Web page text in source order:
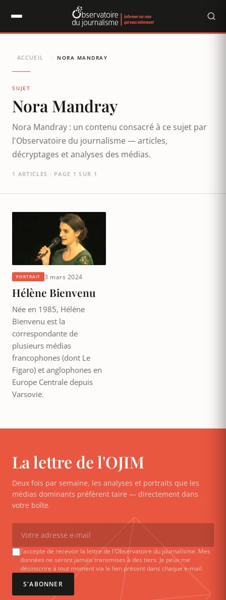
ACCUEIL / NORA MANDRAY
SUJET
Nora Mandray
Nora Mandray : un contenu consacré à ce sujet par
l'Observatoire du journalisme — articles,
décryptages et analyses des médias.
1 ARTICLES · PAGE 1 SUR 1
PORTRAIT 3 mars 2024
Hélène Bienvenu
Née en 1985, Hélène
Bienvenu est la
correspondante de
plusieurs médias
francophones (dont Le
Figaro) et anglophones en
Europe Centrale depuis
Varsovie.
La lettre de l'OJIM
Deux fois par semaine, les analyses et portraits que les
médias dominants préfèrent taire — directement dans
votre boîte.
J'accepte de recevoir la lettre de l'Observatoire du journalisme. Mes
données ne seront jamais transmises à des tiers. Je peux me
désinscrire à tout moment via le lien présent dans chaque e-mail.
S'ABONNER
Panneau de gestion des cookies